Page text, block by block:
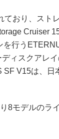
おり、スト
Cruiser
を行う
ィスクアレ
V15は、日
8モデルのラ